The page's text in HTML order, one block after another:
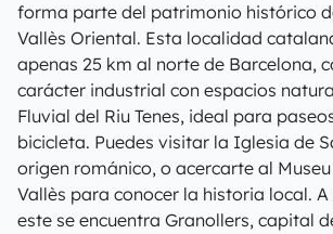
forma parte del patrimonio histórico
Vallès Oriental. Esta localidad
apenas 25 km al norte de Barcelona,
carácter industrial con espacios
Fluvial del Riu Tenes, ideal para
bicicleta. Puedes visitar la Iglesia de
origen románico, o acercarte al
Vallès para conocer la historia local. A
este se encuentra Granollers, capital